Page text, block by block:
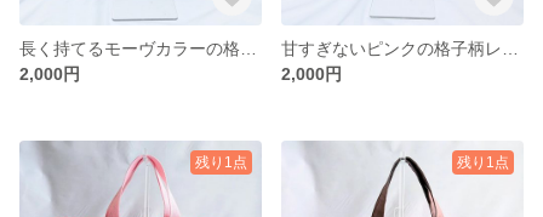
2,000円
2,000円
残り1点 残り1点